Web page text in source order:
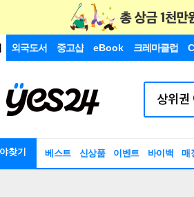
외국도서 중고샵 eBook 크레마클럽
찾기 베스트 신상품 이벤트 바이백 매